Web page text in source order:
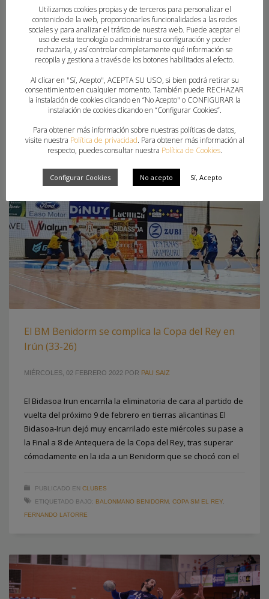
Benidorm en el partido de vuelta de la tercera eliminatoria
de la Copa del Rey frente al Bidasoa Irún. Pero esa dificultad
se afronta con mucha ilusión desde dentro del vestuario,
con ganas de intentar la remontada. El pasado miércoles se
PUBLICADO EN
CLUBES
ETIQUETADO BAJO: BALONMANO BENIDORM ,COPA SM EL REY
FERNANDO LATORRE
El BM Benidorm se complica la Copa del Rey en
Irún (33-26)
MIÉRCOLES, 02 FEBRERO 2022 POR PAU SAIZ
El Bidasoa Irun encarrila la eliminatoria de cara al partido de
vuelta del próximo 9 de febrero en tierras alicantinas El
Bidasoa-Irun dejó muy encarrilado este miércoles su pase a
la Final a 8 de Antequera de la Copa del Rey, tras superar
cómodamente en la ida a un Benidorm que se chocó con el
PUBLICADO EN CLUBES
ETIQUETADO BAJO: BALONMANO BENIDORM COPA SM EL REY
FERNANDO LATORRE
Utilizamos cookies propias y de terceros para personalizar el
contenido de la web, proporcionarles funcionalidades a las redes
sociales y para analizar el tráfico de nuestra web. Puede aceptar el
uso de esta tecnología o administrar su configuración y poder
rechazarla, y así controlar completamente qué información se
recopila y gestiona a través de los botones habilitados al efecto.
Al clicar en "Sí, Acepto", ACEPTA SU USO, si bien podrá retirar su
consentimiento en cualquier momento. También puede RECHAZAR
la instalación de cookies clicando en “No Acepto" o CONFIGURAR la
instalación de cookies clicando en “Configurar Cookies”.
Para obtener más información sobre nuestras políticas de datos,
visite nuestra Política de privacidad. Para obtener más información al
respecto, puedes consultar nuestra Política de Cookies.
Configurar Cookies No acepto Sí, Acepto